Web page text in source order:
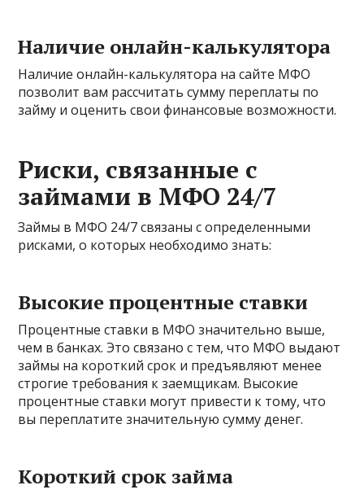
Наличие онлайн-калькулятора
Наличие онлайн-калькулятора на сайте МФО
позволит вам рассчитать сумму переплаты по
займу и оценить свои финансовые возможности.
Риски, связанные с
займами в МФО 24/7
Займы в МФО 24/7 связаны с определенными
рисками, о которых необходимо знать:
Высокие процентные ставки
Процентные ставки в МФО значительно выше,
чем в банках. Это связано с тем, что МФО выдают
займы на короткий срок и предъявляют менее
строгие требования к заемщикам. Высокие
процентные ставки могут привести к тому, что
вы переплатите значительную сумму денег.
Короткий срок займа